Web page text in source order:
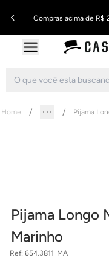
Compras acima de
Home
Pijama Longo
Marinho
Ref: 654.3811_MA